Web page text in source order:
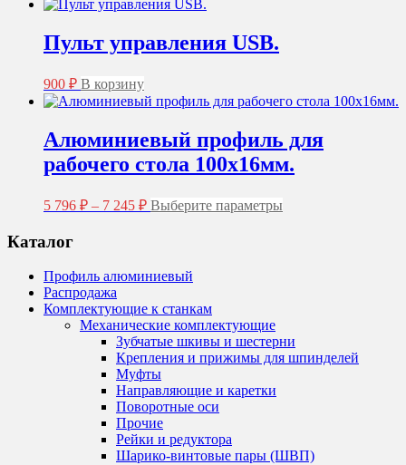
Пульт управления USB.
900 ₽ В корзину
Алюминиевый профиль для
рабочего стола 100х16мм.
5 796 ₽ – 7 245 ₽Диапазон
–
7
245 ₽
Выберите параметры
странице
товара.
Каталог
Профиль алюминиевый
Распродажа
Комплектующие к станкам
Механические комплектующие
Зубчатые шкивы и шестерни
Крепления и прижимы для шпинделей
Муфты
Направляющие и каретки
Поворотные оси
Прочие
Рейки и редуктора
Шарико-винтовые пары (ШВП)